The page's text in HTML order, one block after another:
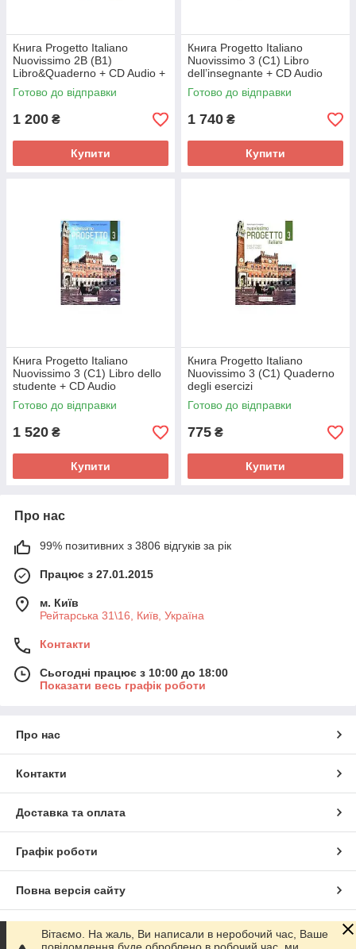
Книга Progetto Italiano
Nuovissimo 2B (B1)
Libro&Quaderno + CD Audio +
DVD (9788899358969)
Edilingua
Готово до відправки
1 200 ₴
Купити
Книга Progetto Italiano
Nuovissimo 3 (C1) Libro
dell’insegnante + CD Audio
GRATIS (2000960046375)
Edilingua
Готово до відправки
1 740 ₴
Купити
Книга Progetto Italiano
Nuovissimo 3 (C1) Libro dello
studente + CD Audio
(9788899358983) Edilingua
Готово до відправки
1 520 ₴
Купити
Книга Progetto Italiano
Nuovissimo 3 (C1) Quaderno
degli esercizi
(9788831496001) Edilingua
Готово до відправки
775 ₴
Купити
Про нас
99% позитивних з 3806 відгуків за рік
Працює з 27.01.2015
м. Київ
Рейтарська 31\16, Київ, Україна
Контакти
Сьогодні працює з 10:00 до 18:00
Показати весь графік роботи
Про нас
Контакти
Доставка та оплата
Графік роботи
Повна версія сайту
Сайт створено на маркетплейсі
Вітаємо. На жаль, Ви написали в неробочий час, Ваше